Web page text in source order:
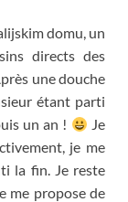
domu, un
directs des
une douche
étant parti
un an !
Je
, je me
la fin. Je reste
me propose de